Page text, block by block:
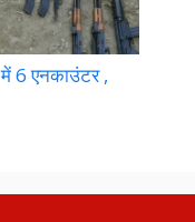
6 एनकाउंटर ,